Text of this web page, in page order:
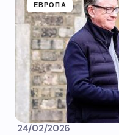
ЕВРОПА
24/02/2026